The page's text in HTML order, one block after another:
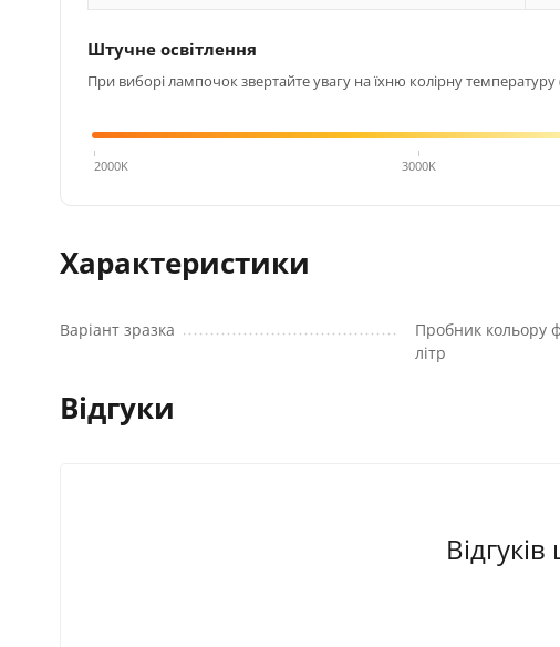
Штучне освітлення
При виборі лампочок звертайте увагу на їхню колірну
4000K
2000K 3000K
Характеристики
Варіант зразка
Пробник кольору
літр
Відгуки